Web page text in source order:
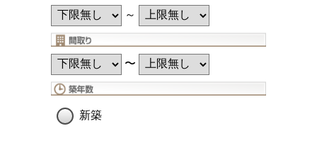
～
〜
新築